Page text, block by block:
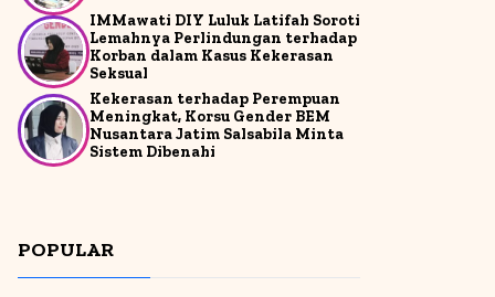
IMMawati DIY Luluk Latifah Soroti
Lemahnya Perlindungan terhadap
Korban dalam Kasus Kekerasan
Seksual
Kekerasan terhadap Perempuan
Meningkat, Korsu Gender BEM
Nusantara Jatim Salsabila Minta
Sistem Dibenahi
POPULAR